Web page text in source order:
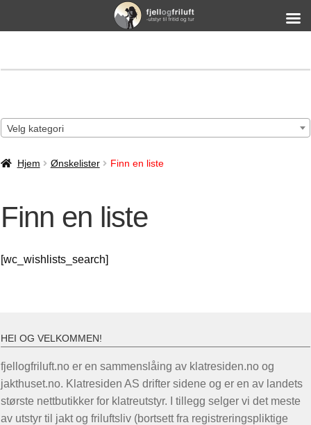
Velg kategori
Hjem Ønskelister Finn en liste
Finn en liste
[wc_wishlists_search]
HEI OG VELKOMMEN!
fjellogfriluft.no er en sammenslåing av klatresiden.no og
jakthuset.no. Klatresiden AS drifter sidene og er en av landets
største nettbutikker for klatreutstyr. I tillegg selger vi det meste
av utstyr til jakt og friluftsliv (bortsett fra registreringspliktige